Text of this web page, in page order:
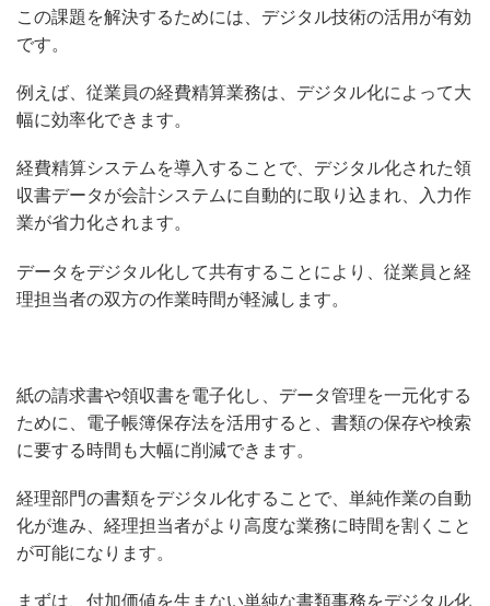
この課題を解決するためには、デジタル技術の活用が有効
です。
例えば、従業員の経費精算業務は、デジタル化によって大
幅に効率化できます。
経費精算システムを導入することで、デジタル化された領
収書データが会計システムに自動的に取り込まれ、入力作
業が省力化されます。
データをデジタル化して共有することにより、従業員と経
理担当者の双方の作業時間が軽減します。
紙の請求書や領収書を電子化し、データ管理を一元化する
ために、電子帳簿保存法を活用すると、書類の保存や検索
に要する時間も大幅に削減できます。
経理部門の書類をデジタル化することで、単純作業の自動
化が進み、経理担当者がより高度な業務に時間を割くこと
が可能になります。
まずは、付加価値を生まない単純な書類事務をデジタル化